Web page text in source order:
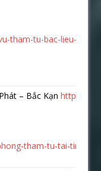
tham-tu-bac-lieu-uy-
– Bắc Kạnhttps://
tham-tu-tai-tinh-